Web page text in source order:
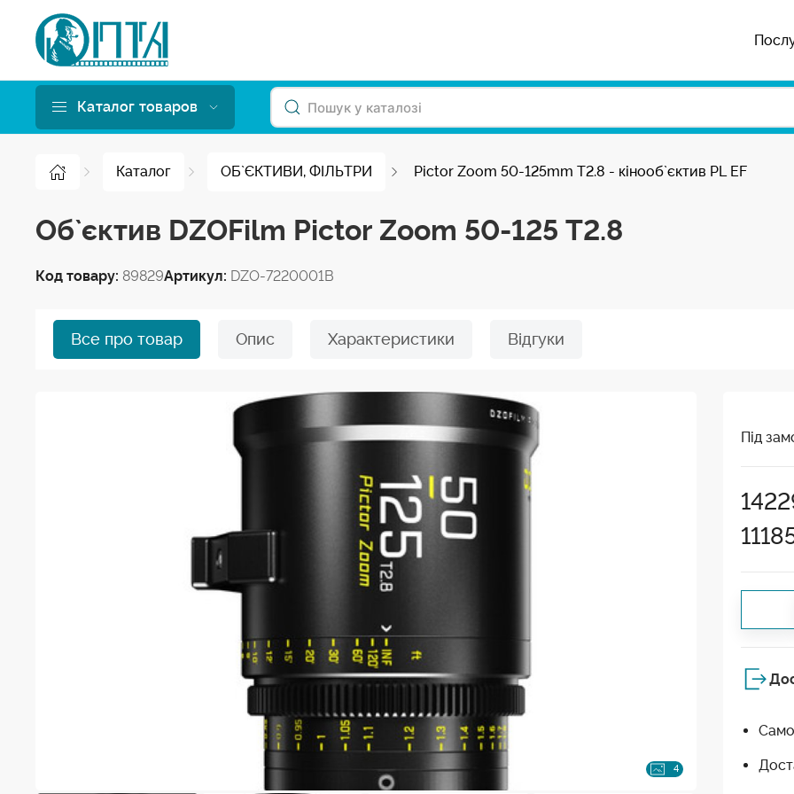
Каталог товаров
Каталог ОБ`ЄКТИВИ, ФІЛЬТРИ Pictor Zoom 50-125mm T2.8 - кінооб`єктив PL EF
Об`єктив DZOFilm Pictor Zoom 50-125 T2.8
Код товару: 89829Артикул: DZO-7220001B
Все про товар Опис Характеристики Відгуки
4
Під